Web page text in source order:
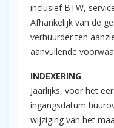
inclusief BTW,
Afhankelijk van de
verhuurder ten
aanvullende
INDEXERING
Jaarlijks, voor het
ingangsdatum
wijziging van het